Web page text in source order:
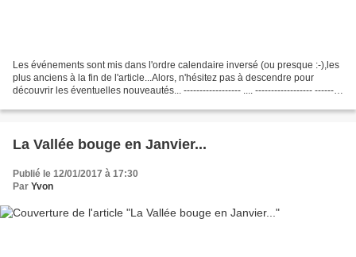
Les événements sont mis dans l'ordre calendaire inversé (ou presque :-),les
plus anciens à la fin de l'article...Alors, n'hésitez pas à descendre pour
découvrir les éventuelles nouveautés... ------------------ .... ------------------ ---------
La Vallée bouge en Janvier...
Publié le 12/01/2017 à 17:30
Par Yvon